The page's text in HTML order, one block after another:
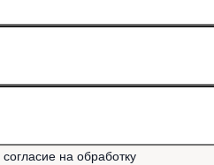
на обработку